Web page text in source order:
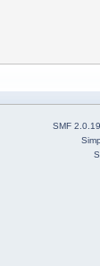
SMF 2.0.19